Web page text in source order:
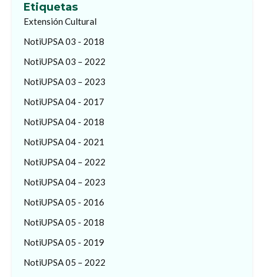
Etiquetas
Extensión Cultural
NotiUPSA 03 - 2018
NotiUPSA 03 – 2022
NotiUPSA 03 – 2023
NotiUPSA 04 - 2017
NotiUPSA 04 - 2018
NotiUPSA 04 - 2021
NotiUPSA 04 – 2022
NotiUPSA 04 – 2023
NotiUPSA 05 - 2016
NotiUPSA 05 - 2018
NotiUPSA 05 - 2019
NotiUPSA 05 – 2022